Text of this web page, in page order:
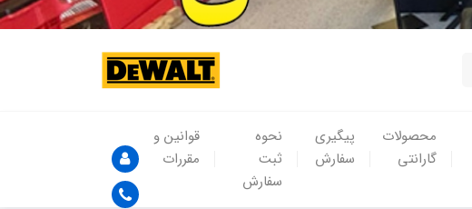
محصولات
گارانتی
پیگیری
سفارش
نحوه
ثبت
سفارش
قوانین و
مقررات